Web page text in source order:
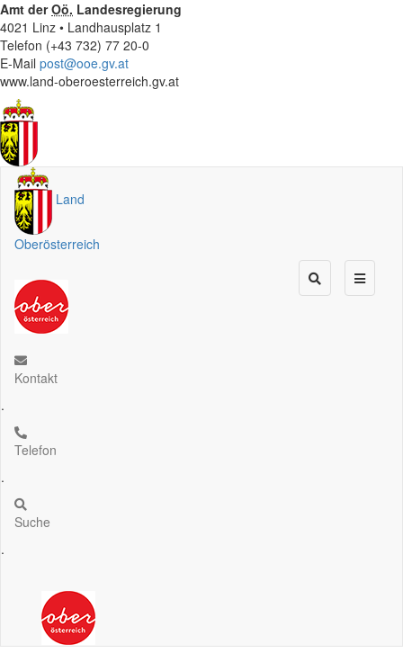
Amt derOö. Landesregierung
4021 Linz • Landhausplatz 1
Telefon (+43 732) 77 20-0
E-Mail post@ooe.gv.at
www.land-oberoesterreich.gv.at
Land
Oberösterreich
Kontakt
.
Telefon
.
Suche
.